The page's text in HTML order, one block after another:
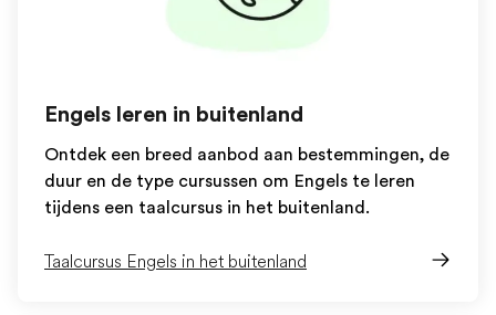
Engels leren in buitenland
Ontdek een breed aanbod aan bestemmingen, de
duur en de type cursussen om Engels te leren
tijdens een taalcursus in het buitenland.
Taalcursus Engels in het buitenland